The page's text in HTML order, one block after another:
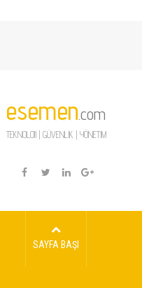
esemen.com
TEKNOLOJİ | GÜVENLİK | YÖNETİM
SAYFA BAŞI